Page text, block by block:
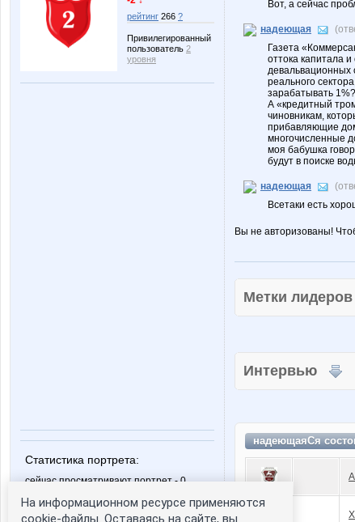
рейтинг 266 ?
Привилегированный
пользователь 2
уровня
Статистика портрета:
сейчас просматривают портрет - 0
зарегистрированные пользователи
посетившие портрет за 7 дней - 0
Вот, а сейчас
надеющая
Газета
оттока капитала
девальвационных
реального
зарабатывать
А «кредитный
чиновникам,
прибавляющие
многочисленные
моя бабушка
будут в поиске
надеющая
Всетаки есть
Вы не авторизованы!
Метки
Интервью
надеющаяСя
На информационном ресурсе применяются
cookie-файлы. Оставаясь на сайте, вы